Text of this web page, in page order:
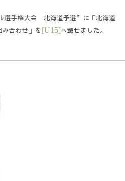
選手権大会 北海道予選”に「北海道
合わせ」を[U15]へ載せました。